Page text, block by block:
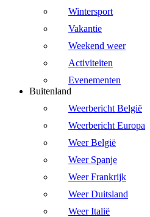
Wintersport
Vakantie
Weekend weer
Activiteiten
Evenementen
Buitenland
Weerbericht België
Weerbericht Europa
Weer België
Weer Spanje
Weer Frankrijk
Weer Duitsland
Weer Italië